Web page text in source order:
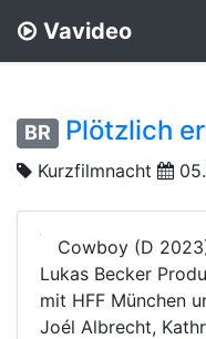
Vavideo
BR Plötzlich
Kurzfilmnacht
Cowboy (D
Lukas Becker
mit HFF München
Joél Albrecht,